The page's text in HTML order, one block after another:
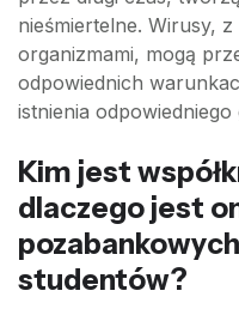
nieśmiertelne. Wirusy,
organizmami, mogą
odpowiednich
istnienia
Kim jest
dlaczego jest
studentów?